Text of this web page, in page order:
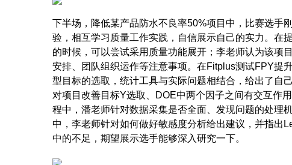
下半场，降低某产品防水不良率50%项目中，比赛选手
验，相互学习质量工作实践，自信展示自己的实力。在
的时候，可以尝试采用质量功能展开；李老师认为该项
安排、团队组织运作等注意事项。在Fitplus测试FPY提
型目标的选取，统计工具与实际问题相结合，给出了自
对项目改善目标Y选取、 DOE中两个因子之间有交互作
程中，潘老师针对数据采集是否全面、发现问题的处理
中，李老师针对如何做好敏感度分析给出建议，并指出
中的不足，期望展示选手能够深入研究一下。